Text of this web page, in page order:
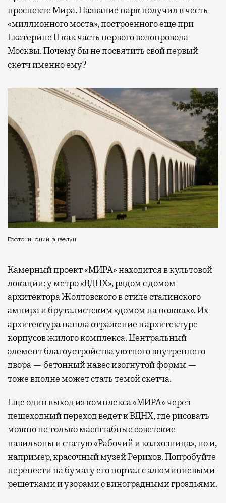
проспекте Мира. Название парк получил в честь
«миллионного моста», построенного еще при
Екатерине II как часть первого водопровода
Москвы. Почему бы не посвятить свой первый
скетч именно ему?
Ростокинский акведук
Камерный проект «МИРА» находится в культовой
локации: у метро «ВДНХ», рядом с домом
архитектора Жолтовского в стиле сталинского
ампира и бруталистским «домом на ножках». Их
архитектура нашла отражение в архитектуре
корпусов жилого комплекса. Центральный
элемент благоустройства уютного внутреннего
двора — бетонный навес изогнутой формы —
тоже вполне может стать темой скетча.
Еще один выход из комплекса «МИРА» через
пешеходный переход ведет к ВДНХ, где рисовать
можно не только масштабные советские
павильоны и статую «Рабочий и колхозница», но и,
например, красочный музей Рерихов. Попробуйте
перенести на бумагу его портал с алюминиевыми
решетками и узорами с виноградными гроздьями.